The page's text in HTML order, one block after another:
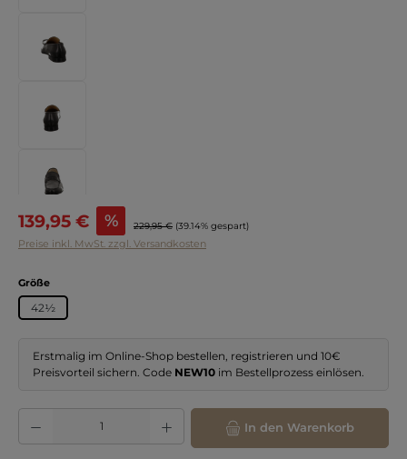
Verkaufspreis:
139,95 € % Regulärer Preis:
229,95 € (39.14% gespart)
Preise inkl. MwSt. zzgl. Versandkosten
Größeauswählen
42½
Erstmalig im Online-Shop bestellen, registrieren und 10€
Preisvorteil sichern. Code NEW10 im Bestellprozess einlösen.
Produkt Anzahl: Gib den gewünschten Wert ein oder benutze die
In den Warenkorb